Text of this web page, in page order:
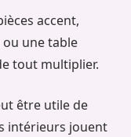
accent,
une table
tout multiplier.
être utile de
intérieurs jouent